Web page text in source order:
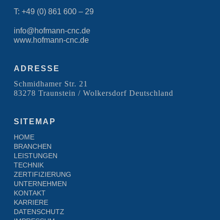
T: +49 (0) 861 600 – 29
info@hofmann-cnc.de
www.hofmann-cnc.de
ADRESSE
Schmidhamer Str. 21
83278 Traunstein / Wolkersdorf Deutschland
SITEMAP
HOME
BRANCHEN
LEISTUNGEN
TECHNIK
ZERTIFIZIERUNG
UNTERNEHMEN
KONTAKT
KARRIERE
DATENSCHUTZ